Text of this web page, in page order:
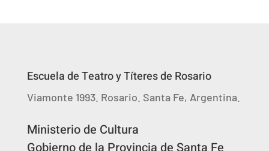
Escuela de Teatro y Títeres de Rosario
Viamonte 1993. Rosario. Santa Fe, Argentina.
Ministerio de Cultura
Gobierno de la Provincia de Santa Fe